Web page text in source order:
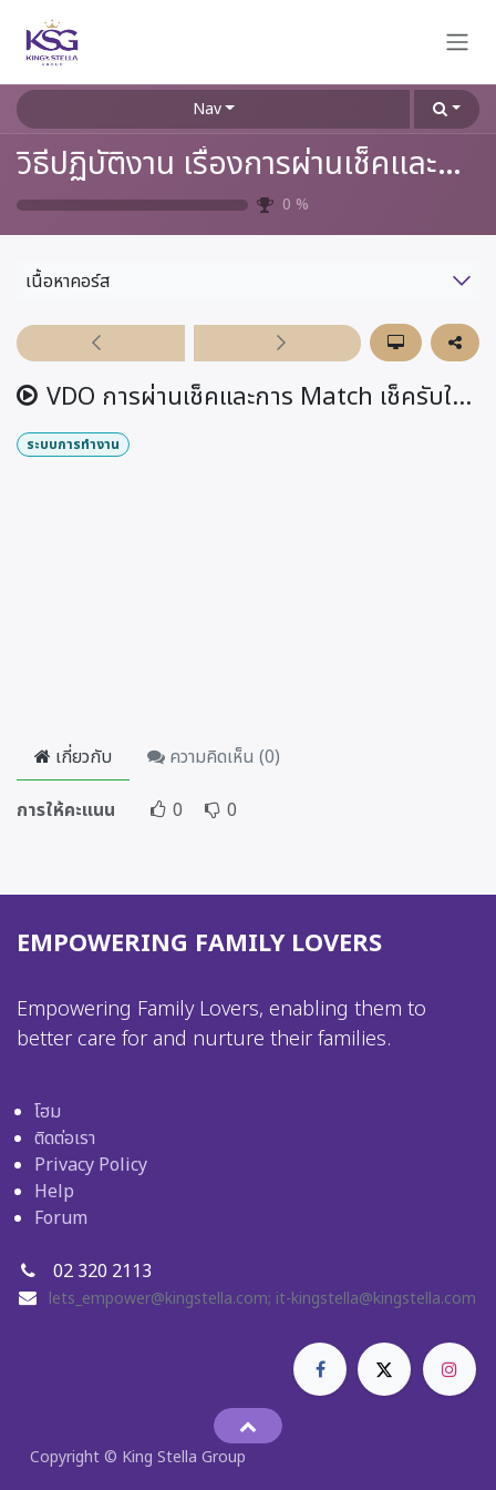
Nav
วิธีปฏิบัติงาน เรื่องการผ่านเช็คและการ Match เช็ครับในระบบ Odoo (WI-AAF-005)
0 %
เนื้อหาคอร์ส
VDO การผ่านเช็คและการ Match เช็ครับในระบบ Odoo
ระบบการทำงาน
เกี่ยวกับ ความคิดเห็น (0)
การให้คะแนน
0 0
EMPOWERING FAMILY LOVERS
Empowering Family Lovers, enabling them to
better care for and nurture their families.
โฮม
ติดต่อเรา
Privacy Policy
Help
Forum
02 320 2113
lets_empower@kingstella.com; it-kingstella@kingstella.com
Copyright © King Stella Group